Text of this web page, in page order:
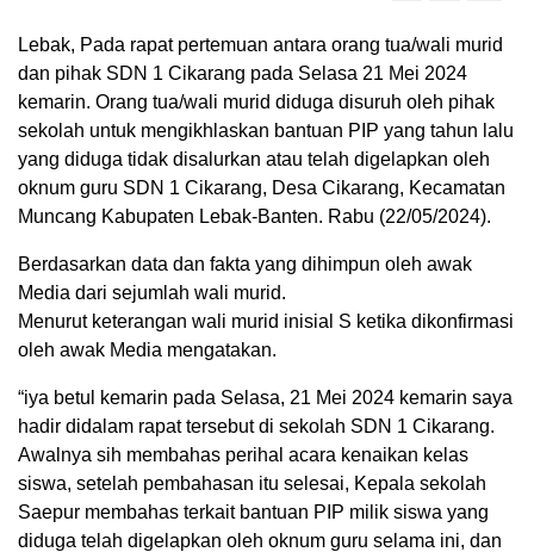
Lebak, Pada rapat pertemuan antara orang tua/wali murid
dan pihak SDN 1 Cikarang pada Selasa 21 Mei 2024
kemarin. Orang tua/wali murid diduga disuruh oleh pihak
sekolah untuk mengikhlaskan bantuan PIP yang tahun lalu
yang diduga tidak disalurkan atau telah digelapkan oleh
oknum guru SDN 1 Cikarang, Desa Cikarang, Kecamatan
Muncang Kabupaten Lebak-Banten. Rabu (22/05/2024).
Berdasarkan data dan fakta yang dihimpun oleh awak
Media dari sejumlah wali murid.
Menurut keterangan wali murid inisial S ketika dikonfirmasi
oleh awak Media mengatakan.
“iya betul kemarin pada Selasa, 21 Mei 2024 kemarin saya
hadir didalam rapat tersebut di sekolah SDN 1 Cikarang.
Awalnya sih membahas perihal acara kenaikan kelas
siswa, setelah pembahasan itu selesai, Kepala sekolah
Saepur membahas terkait bantuan PIP milik siswa yang
diduga telah digelapkan oleh oknum guru selama ini, dan